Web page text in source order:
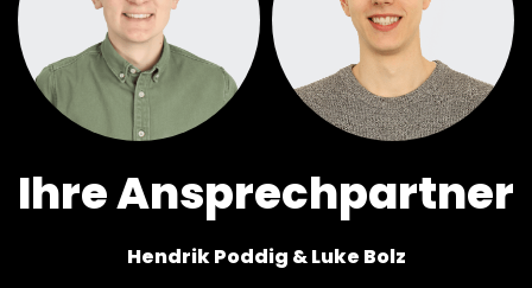
Ihre Ansprechpartner
Hendrik Poddig & Luke Bolz